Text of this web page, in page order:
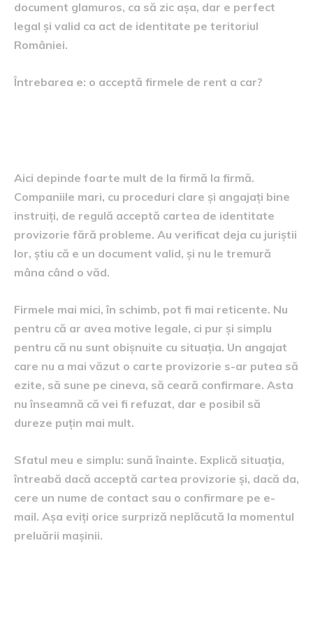
document glamuros, ca să zic așa, dar e perfect
legal și valid ca act de identitate pe teritoriul
României.
Întrebarea e: o acceptă firmele de rent a car?
Aici depinde foarte mult de la firmă la firmă.
Companiile mari, cu proceduri clare și angajați bine
instruiți, de regulă acceptă cartea de identitate
provizorie fără probleme. Au verificat deja cu juriștii
lor, știu că e un document valid, și nu le tremură
mâna când o văd.
Firmele mai mici, în schimb, pot fi mai reticente. Nu
pentru că ar avea motive legale, ci pur și simplu
pentru că nu sunt obișnuite cu situația. Un angajat
care nu a mai văzut o carte provizorie s-ar putea să
ezite, să sune pe cineva, să ceară confirmare. Asta
nu înseamnă că vei fi refuzat, dar e posibil să
dureze puțin mai mult.
Sfatul meu e simplu: sună înainte. Explică situația,
întreabă dacă acceptă cartea provizorie și, dacă da,
cere un nume de contact sau o confirmare pe e-
mail. Așa eviți orice surpriză neplăcută la momentul
preluării mașinii.